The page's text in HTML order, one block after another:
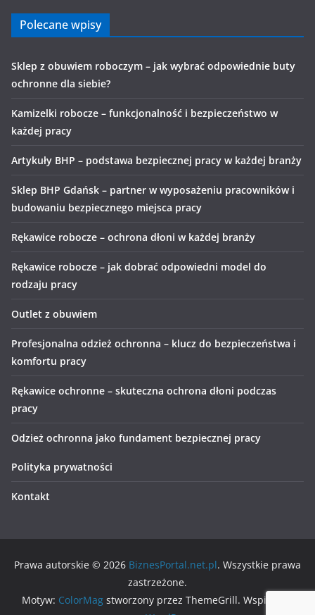
Polecane wpisy
Sklep z obuwiem roboczym – jak wybrać odpowiednie buty
ochronne dla siebie?
Kamizelki robocze – funkcjonalność i bezpieczeństwo w
każdej pracy
Artykuły BHP – podstawa bezpiecznej pracy w każdej branży
Sklep BHP Gdańsk – partner w wyposażeniu pracowników i
budowaniu bezpiecznego miejsca pracy
Rękawice robocze – ochrona dłoni w każdej branży
Rękawice robocze – jak dobrać odpowiedni model do
rodzaju pracy
Outlet z obuwiem
Profesjonalna odzież ochronna – klucz do bezpieczeństwa i
komfortu pracy
Rękawice ochronne – skuteczna ochrona dłoni podczas
pracy
Odzież ochronna jako fundament bezpiecznej pracy
Polityka prywatności
Kontakt
Prawa autorskie © 2026 BiznesPortal.net.pl. Wszystkie prawa
zastrzeżone.
Motyw: ColorMagstworzony przez ThemeGrill. Wspierane